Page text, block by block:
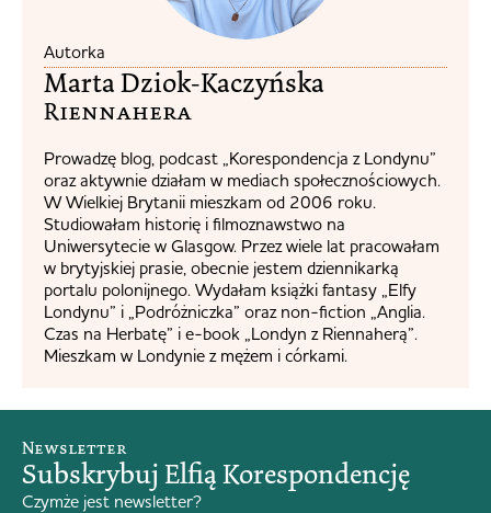
Autorka
Marta Dziok-Kaczyńska
Riennahera​
Prowadzę blog, podcast „Korespondencja z Londynu”
oraz aktywnie działam w mediach społecznościowych.
W Wielkiej Brytanii mieszkam od 2006 roku.
Studiowałam historię i filmoznawstwo na
Uniwersytecie w Glasgow. Przez wiele lat pracowałam
w brytyjskiej prasie, obecnie jestem dziennikarką
portalu polonijnego. Wydałam książki fantasy „Elfy
Londynu” i „Podróżniczka” oraz non-fiction „Anglia.
Czas na Herbatę” i e-book „Londyn z Riennaherą”.
Mieszkam w Londynie z mężem i córkami.
Newsletter
Subskrybuj Elfią Korespondencję
Czymże jest newsletter?